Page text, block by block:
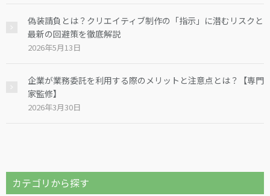
偽装請負とは？クリエイティブ制作の「指示」に潜むリスクと
最新の回避策を徹底解説
2026年5月13日
企業が業務委託を利用する際のメリットと注意点とは？【専門
家監修】
2026年3月30日
カテゴリから探す